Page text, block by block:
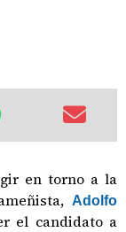
en torno a la
Adolfo
el candidato a